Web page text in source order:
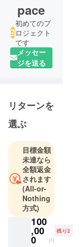
pace
初めてのプ
ロジェクト
です
メッセー
ジを送る
リターンを
選ぶ
目標金額
未達なら
全額返金
されます
(All-or-
Nothing
方式)
100
,00
0 円
残り2